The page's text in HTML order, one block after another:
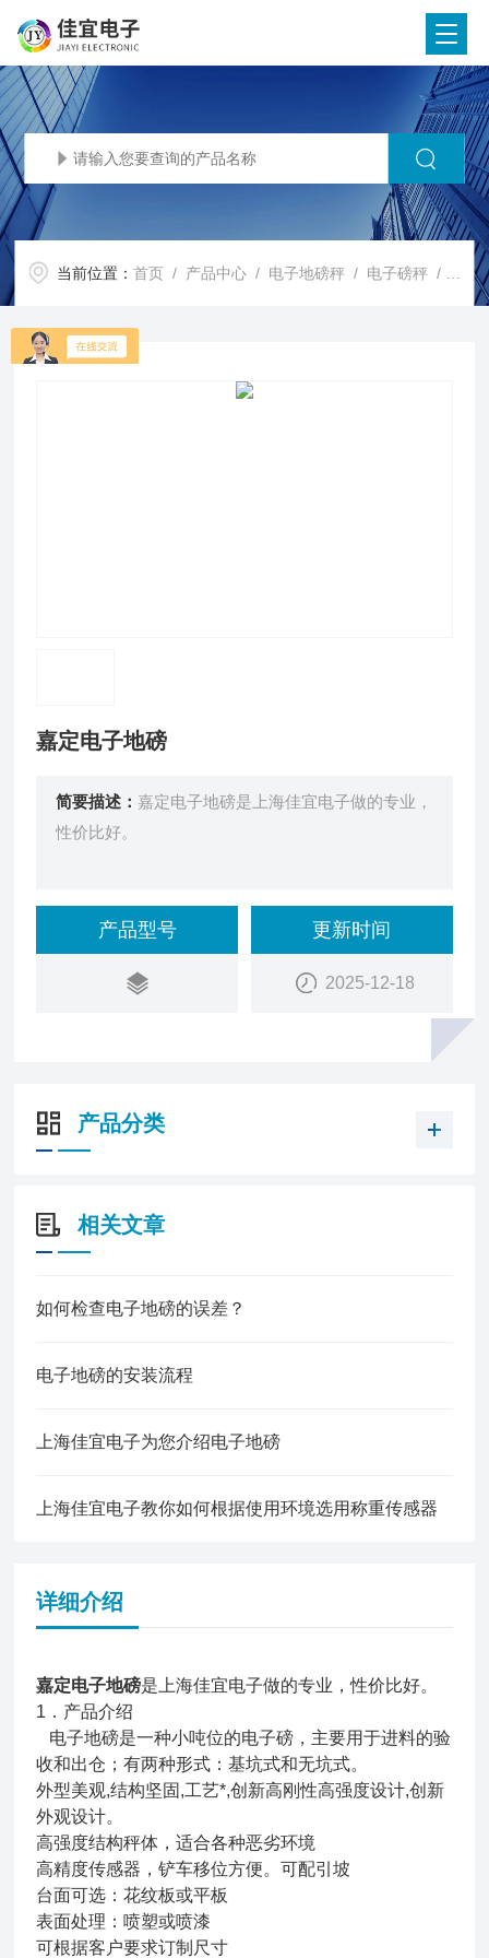
当前位置：首页 / 产品中心 / 电子地磅秤 / 电子磅秤 / 嘉定电子地磅
嘉定电子地磅
简要描述：嘉定电子地磅是上海佳宜电子做的专业，
性价比好。
产品型号 更新时间
2025-12-18
产品分类
相关文章
如何检查电子地磅的误差？
电子地磅的安装流程
上海佳宜电子为您介绍电子地磅
上海佳宜电子教你如何根据使用环境选用称重传感器
详细介绍
嘉定电子地磅是上海佳宜电子做的专业，性价比好。
1．产品介绍
电子地磅是一种小吨位的电子磅，主要用于进料的验
收和出仓；有两种形式：基坑式和无坑式。
外型美观,结构坚固,工艺*,创新高刚性高强度设计,创新
外观设计。
高强度结构秤体，适合各种恶劣环境
高精度传感器，铲车移位方便。可配引坡
台面可选：花纹板或平板
表面处理：喷塑或喷漆
可根据客户要求订制尺寸